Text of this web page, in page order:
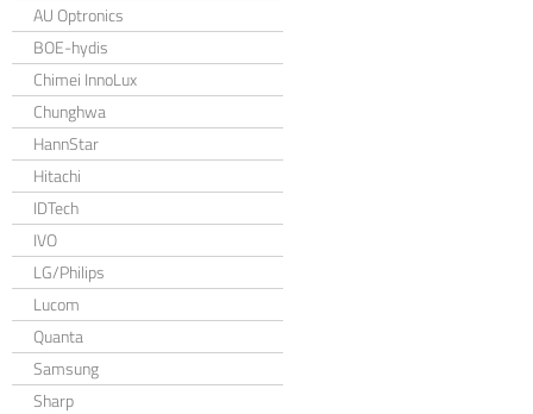
AU Optronics
BOE-hydis
Chimei InnoLux
Chunghwa
HannStar
Hitachi
IDTech
IVO
LG/Philips
Lucom
Quanta
Samsung
Sharp